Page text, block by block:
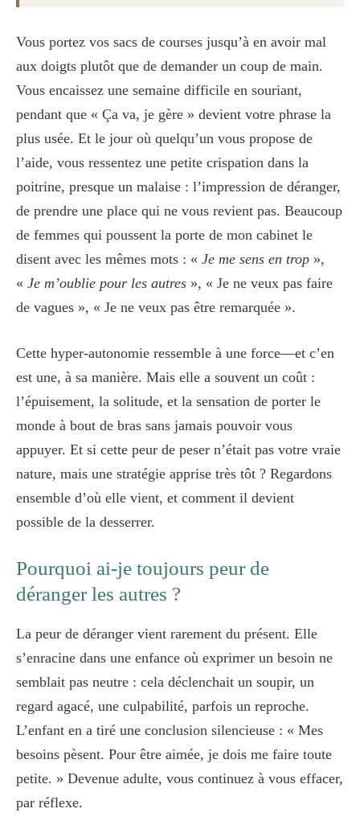
Vous portez vos sacs de courses jusqu’à en avoir mal
aux doigts plutôt que de demander un coup de main.
Vous encaissez une semaine difficile en souriant,
pendant que « Ça va, je gère » devient votre phrase la
plus usée. Et le jour où quelqu’un vous propose de
l’aide, vous ressentez une petite crispation dans la
poitrine, presque un malaise : l’impression de déranger,
de prendre une place qui ne vous revient pas. Beaucoup
de femmes qui poussent la porte de mon cabinet le
disent avec les mêmes mots : « Je me sens en trop »,
« Je m’oublie pour les autres », « Je ne veux pas faire
de vagues », « Je ne veux pas être remarquée ».
Cette hyper-autonomie ressemble à une force—et c’en
est une, à sa manière. Mais elle a souvent un coût :
l’épuisement, la solitude, et la sensation de porter le
monde à bout de bras sans jamais pouvoir vous
appuyer. Et si cette peur de peser n’était pas votre vraie
nature, mais une stratégie apprise très tôt ? Regardons
ensemble d’où elle vient, et comment il devient
possible de la desserrer.
Pourquoi ai-je toujours peur de
déranger les autres ?
La peur de déranger vient rarement du présent. Elle
s’enracine dans une enfance où exprimer un besoin ne
semblait pas neutre : cela déclenchait un soupir, un
regard agacé, une culpabilité, parfois un reproche.
L’enfant en a tiré une conclusion silencieuse : « Mes
besoins pèsent. Pour être aimée, je dois me faire toute
petite. » Devenue adulte, vous continuez à vous effacer,
par réflexe.